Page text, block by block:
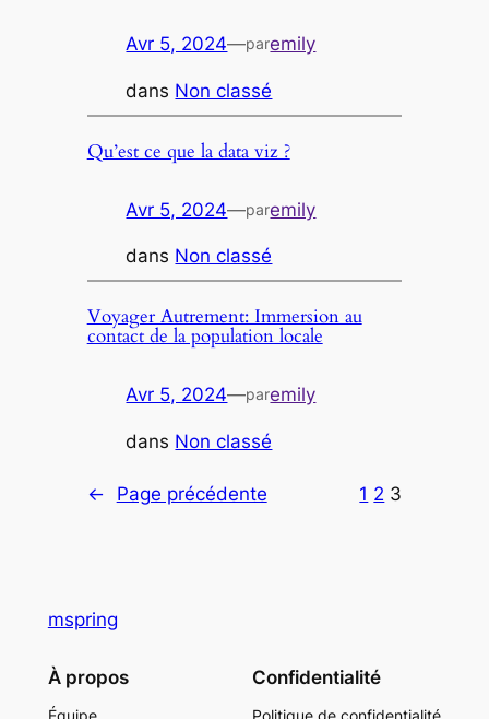
Avr 5, 2024—paremily
dans Non classé
Qu’est ce que la data viz ?
Avr 5, 2024—paremily
dans Non classé
Voyager Autrement: Immersion au
contact de la population locale
Avr 5, 2024—paremily
dans Non classé
← Page précédente 1 2 3
mspring
À propos Confidentialité